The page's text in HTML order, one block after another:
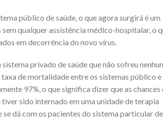
público de saúde, o que agora surgirá é um
sem qualquer assistência médico-hospitalar, o
em decorrência do novo vírus.
privado de saúde que não sofreu
de mortalidade entre os sistemas público e
97%, o que significa dizer que as chances
tiver sido internado em uma unidade de terapia
dá com os pacientes do sistema particular de